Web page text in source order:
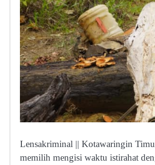
Lensakriminal || Kotawaringin
memilih mengisi waktu istirahat